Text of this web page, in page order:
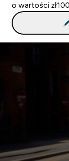
o wartości zł100.